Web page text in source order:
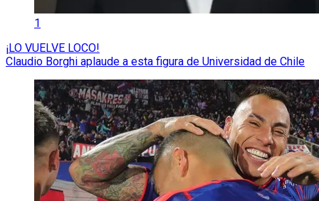
1
¡LO VUELVE LOCO!
Claudio Borghi aplaude a esta figura de Universidad de Chile